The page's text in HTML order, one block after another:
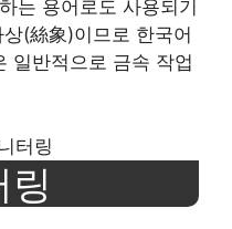
는 용어로도 사용되기
(絲象)이므로 한국어
일반적으로 금속 작업
터링